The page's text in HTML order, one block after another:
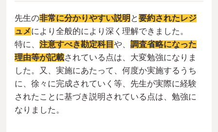
先生の非常に分かりやすい説明 と要約されたレジ
ュメにより全般的により深く理解できました。
特に、注意すべき勘定科目や、調査省略になった
理由等が記載されている点は、大変勉強になりま
した。又、実施にあたって、何度か実施するうち
に、徐々に完成されていく等、先生が実際に経験
されたことに基づき説明されている点は、勉強に
なりました。